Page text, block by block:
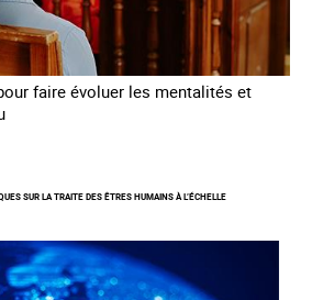
faire évoluer les mentalités et
SUR LA TRAITE DES ÊTRES HUMAINS À L’ÉCHELLE